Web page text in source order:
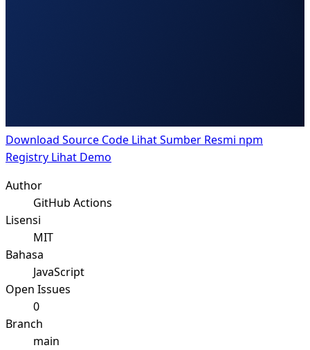
Download Source Code Lihat Sumber Resmi npm
Registry Lihat Demo
Author
GitHub Actions
Lisensi
MIT
Bahasa
JavaScript
Open Issues
0
Branch
main